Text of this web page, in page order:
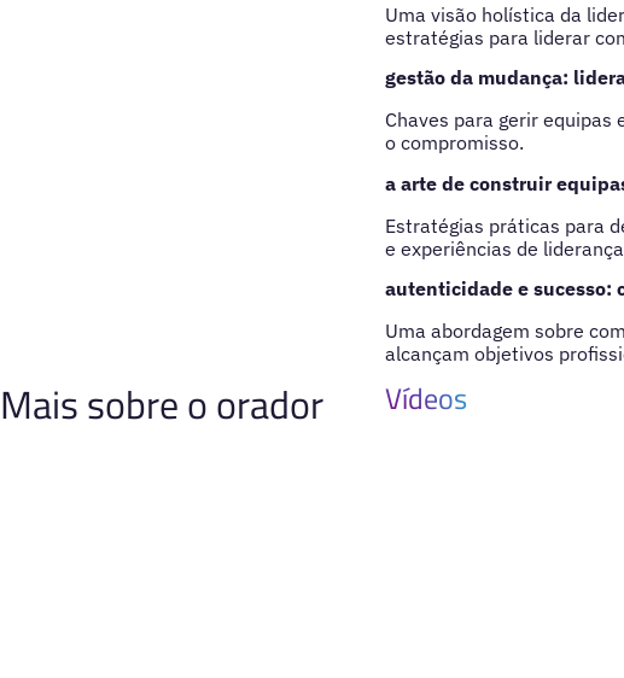
Uma visão holística da
estratégias para liderar
gestão da mudança:
Chaves para gerir
o compromisso.
a arte de construir
Estratégias práticas para
e experiências de
autenticidade e sucesso:
Uma abordagem sobre
alcançam objetivos
Mais sobre o orador Vídeos